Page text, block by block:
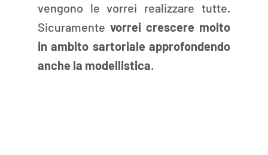
vengono le vorrei realizzare tutte.
Sicuramente vorrei crescere molto
in ambito sartoriale approfondendo
anche la modellistica.